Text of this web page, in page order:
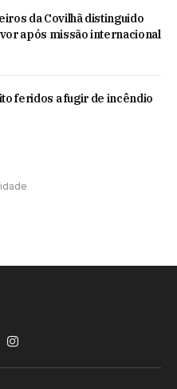
da Covilhã distinguido
após missão internacional
feridos a fugir de incêndio
Instagram